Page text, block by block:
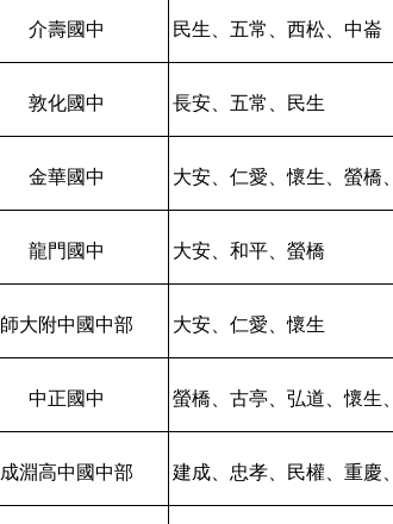
介壽國中 民生、五常、西松、中崙
敦化國中 長安、五常、民生
金華國中 大安、仁愛、懷生、螢橋
龍門國中 大安、和平、螢橋
師大附中國中部 大安、仁愛、懷生
中正國中 螢橋、古亭、弘道、懷生
成淵高中國中部 建成、忠孝、民權、重慶